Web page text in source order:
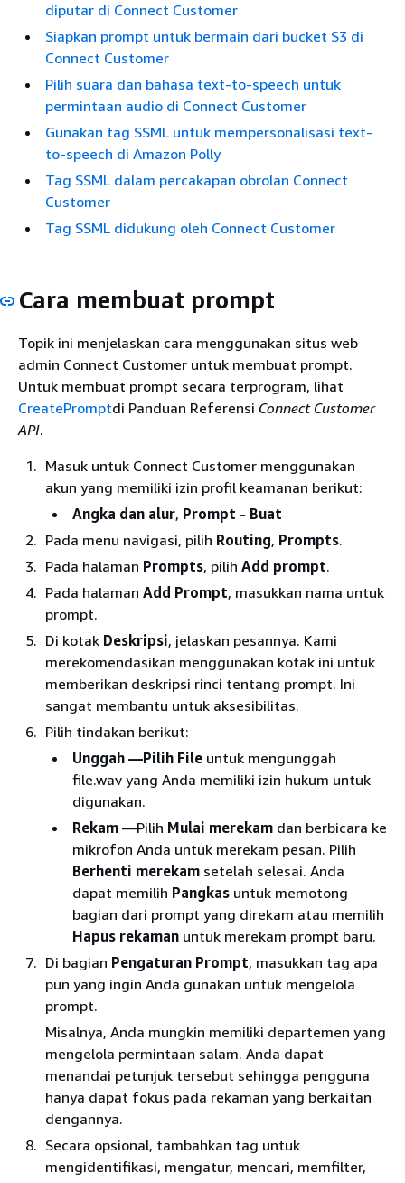
diputar di Connect Customer
Siapkan prompt untuk bermain dari bucket S3 di
Connect Customer
Pilih suara dan bahasa text-to-speech untuk
permintaan audio di Connect Customer
Gunakan tag SSML untuk mempersonalisasi text-
to-speech di Amazon Polly
Tag SSML dalam percakapan obrolan Connect
Customer
Tag SSML didukung oleh Connect Customer
Cara membuat prompt
Topik ini menjelaskan cara menggunakan situs web
admin Connect Customer untuk membuat prompt.
Untuk membuat prompt secara terprogram, lihat
CreatePromptdi Panduan Referensi Connect Customer
API.
Masuk untuk Connect Customer menggunakan
akun yang memiliki izin profil keamanan berikut:
Angka dan alur, Prompt - Buat
Pada menu navigasi, pilih Routing, Prompts.
Pada halaman Prompts, pilih Add prompt.
Pada halaman Add Prompt, masukkan nama untuk
prompt.
Di kotak Deskripsi, jelaskan pesannya. Kami
merekomendasikan menggunakan kotak ini untuk
memberikan deskripsi rinci tentang prompt. Ini
sangat membantu untuk aksesibilitas.
Pilih tindakan berikut:
Unggah —Pilih File untuk mengunggah
file.wav yang Anda memiliki izin hukum untuk
digunakan.
Rekam —Pilih Mulai merekam dan berbicara ke
mikrofon Anda untuk merekam pesan. Pilih
Berhenti merekam setelah selesai. Anda
dapat memilih Pangkas untuk memotong
bagian dari prompt yang direkam atau memilih
Hapus rekaman untuk merekam prompt baru.
Di bagian Pengaturan Prompt, masukkan tag apa
pun yang ingin Anda gunakan untuk mengelola
prompt.
Misalnya, Anda mungkin memiliki departemen yang
mengelola permintaan salam. Anda dapat
menandai petunjuk tersebut sehingga pengguna
hanya dapat fokus pada rekaman yang berkaitan
dengannya.
Secara opsional, tambahkan tag untuk
mengidentifikasi, mengatur, mencari, memfilter,